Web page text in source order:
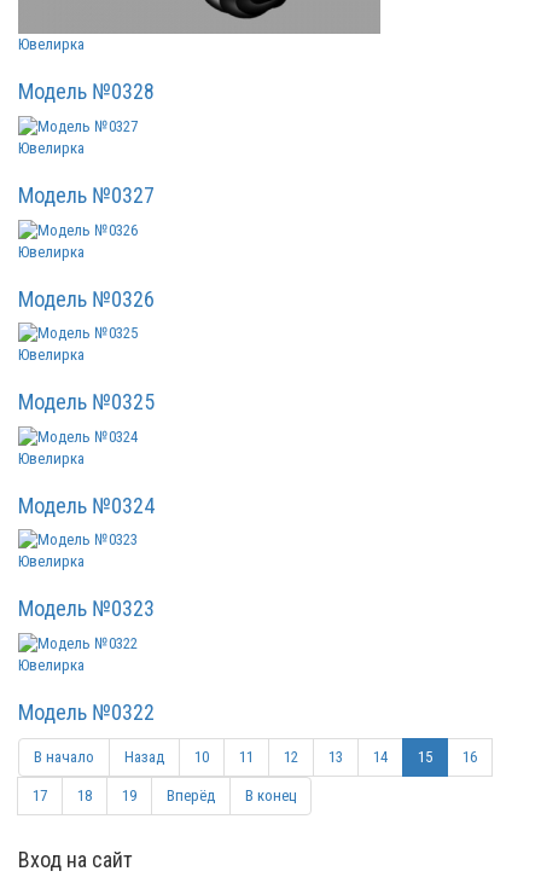
Ювелирка
Модель №0328
Ювелирка
Модель №0327
Ювелирка
Модель №0326
Ювелирка
Модель №0325
Ювелирка
Модель №0324
Ювелирка
Модель №0323
Ювелирка
Модель №0322
В начало Назад 10 11 12 13 14 15 16
17 18 19 Вперёд В конец
Вход на сайт